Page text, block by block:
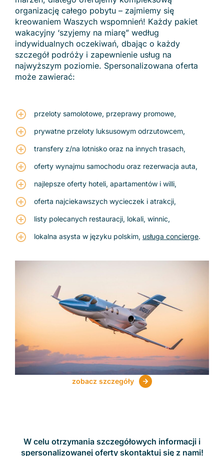
organizację całego pobytu – zajmiemy się
kreowaniem Waszych wspomnień! Każdy pakiet
wakacyjny ‘szyjemy na miarę” według
indywidualnych oczekiwań, dbając o każdy
szczegół podróży i zapewnienie usług na
najwyższym poziomie. Spersonalizowana oferta
może zawierać:
przeloty samolotowe, przeprawy promowe,
prywatne przeloty luksusowym odrzutowcem,
transfery z/na lotnisko oraz na innych trasach,
oferty wynajmu samochodu oraz rezerwacja auta,
najlepsze oferty hoteli, apartamentów i willi,
oferta najciekawszych wycieczek i atrakcji,
listy polecanych restauracji, lokali, winnic,
lokalna asysta w języku polskim, usługa concierge.
zobacz szczegóły
W celu otrzymania szczegółowych informacji i
spersonalizowanej oferty skontaktuj się z nami!